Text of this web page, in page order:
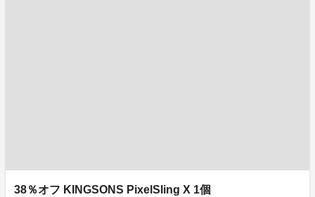
38％オフ KINGSONS PixelSling X 1個